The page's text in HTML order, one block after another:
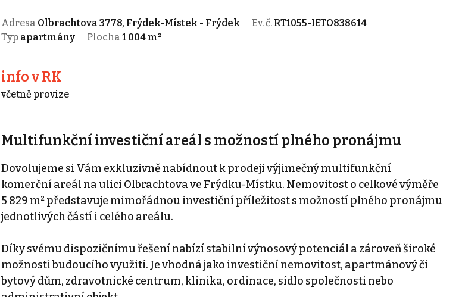
Adresa Olbrachtova 3778, Frýdek-Místek - Frýdek Ev. č. RT1055-IETO838614
Typ apartmány Plocha 1 004 m²
info v RK
včetně provize
Multifunkční investiční areál s možností plného pronájmu
Dovolujeme si Vám exkluzivně nabídnout k prodeji výjimečný multifunkční
komerční areál na ulici Olbrachtova ve Frýdku-Místku. Nemovitost o celkové výměře
5 829 m² představuje mimořádnou investiční příležitost s možností plného pronájmu
jednotlivých částí i celého areálu.
Díky svému dispozičnímu řešení nabízí stabilní výnosový potenciál a zároveň široké
možnosti budoucího využití. Je vhodná jako investiční nemovitost, apartmánový či
bytový dům, zdravotnické centrum, klinika, ordinace, sídlo společnosti nebo